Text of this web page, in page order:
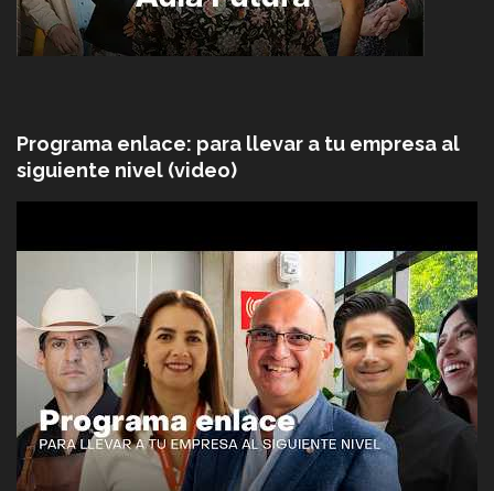
Programa enlace: para llevar a tu empresa al
siguiente nivel (video)